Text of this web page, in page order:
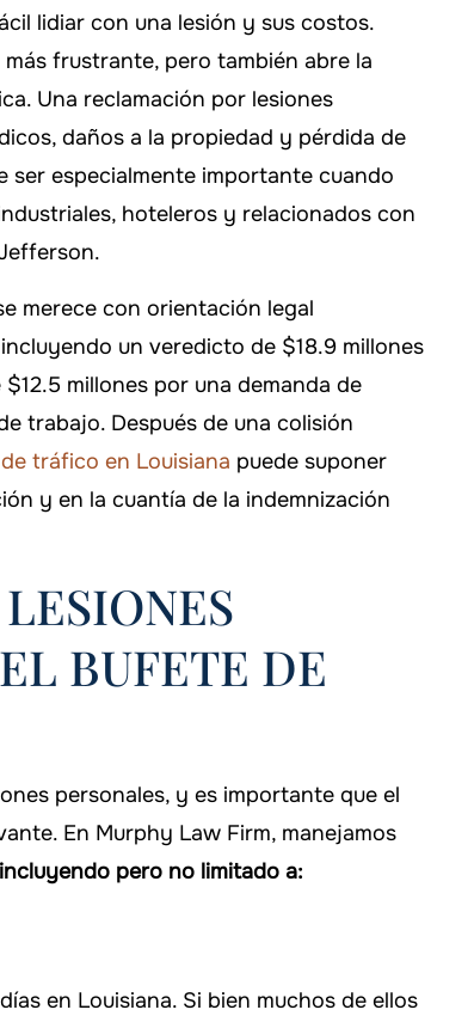
lidiar con una lesión y sus costos.
frustrante, pero también abre la
Una reclamación por lesiones
daños a la propiedad y pérdida de
ser especialmente importante cuando
hoteleros y relacionados con
merece con orientación legal
un veredicto de $18.9 millones
millones por una demanda de
trabajo. Después de una colisión
tráfico en Louisiana puede suponer
y en la cuantía de la indemnización
BUFETE DE
personales, y es importante que el
En Murphy Law Firm, manejamos
incluyendo pero no limitado a:
en Louisiana. Si bien muchos de ellos
Murphy!
-FALLON CARTER
Camiones accidentados